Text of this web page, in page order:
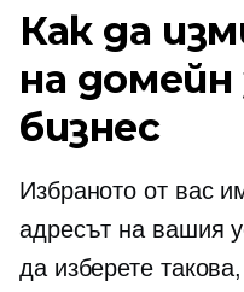
Как да
на
бизнес
Избраното от вас
адресът на вашия
да изберете